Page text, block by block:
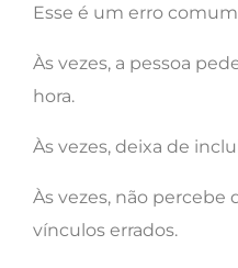
Esse é um erro
Às vezes, a pessoa
hora.
Às vezes, deixa de
Às vezes, não percebe
vínculos errados.